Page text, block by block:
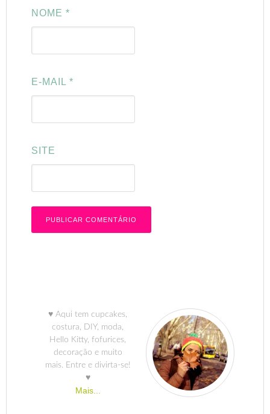
NOME*
E-MAIL*
SITE
♥ Aqui tem cupcakes,
costura, DIY, moda,
Hello Kitty, fofurices,
decoração e muito
mais. Entre e divirta-se!
♥
Mais...